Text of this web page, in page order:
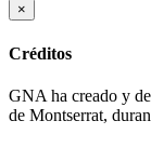
×
Créditos
GNA ha creado y
de Montserrat,